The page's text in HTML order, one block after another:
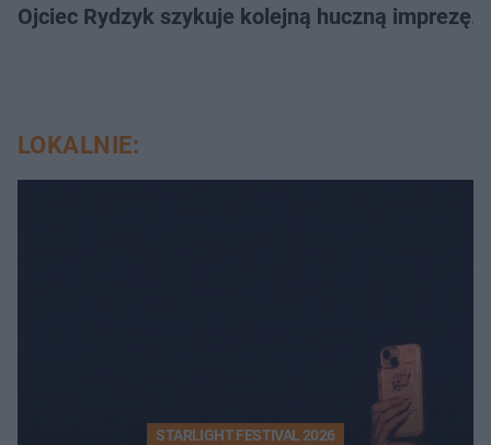
Ojciec Rydzyk szykuje kolejną huczną imprezę.
LOKALNIE:
STARLIGHT FESTIVAL 2026